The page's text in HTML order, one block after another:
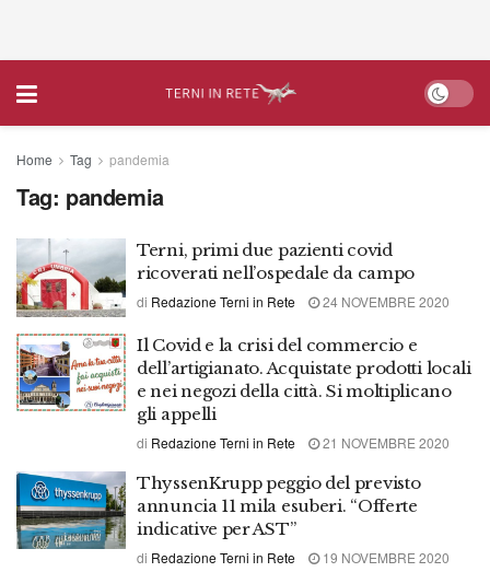
Home Tag pandemia
Tag: pandemia
Terni, primi due pazienti covid
ricoverati nell’ospedale da campo
di Redazione Terni in Rete 24 NOVEMBRE 2020
Il Covid e la crisi del commercio e
dell’artigianato. Acquistate prodotti locali
e nei negozi della città. Si moltiplicano
gli appelli
di Redazione Terni in Rete 21 NOVEMBRE 2020
ThyssenKrupp peggio del previsto
annuncia 11 mila esuberi. “Offerte
indicative per AST”
di Redazione Terni in Rete 19 NOVEMBRE 2020